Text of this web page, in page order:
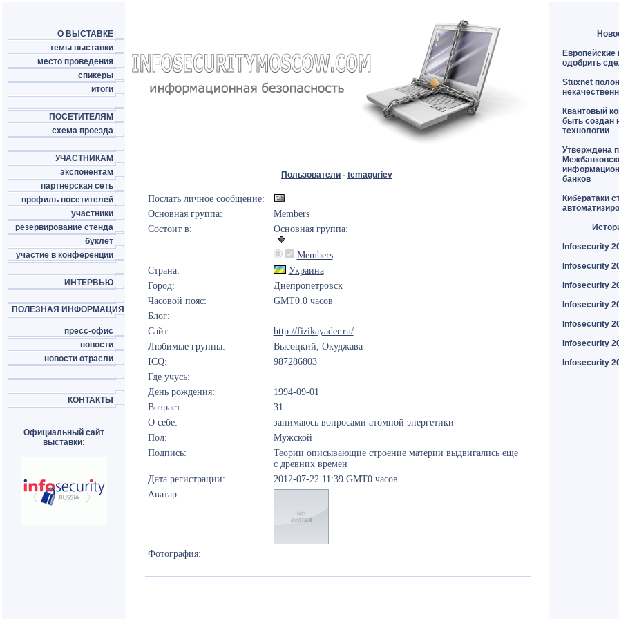
О ВЫСТАВКЕ
темы выставки
место проведения
спикеры
итоги
ПОСЕТИТЕЛЯМ
схема проезда
УЧАСТНИКАМ
экспонентам
партнерская сеть
профиль посетителей
участники
резервирование стенда
буклет
участие в конференции
ИНТЕРВЬЮ
ПОЛЕЗНАЯ ИНФОРМАЦИЯ
пресс-офис
новости
новости отрасли
КОНТАКТЫ
Официальный сайт
выставки:
Пользователи - temaguriev
Послать личное сообщение:
Основная группа:
Members
Состоит в:
Основная группа:
Members
Страна:
Украина
Город:
Днепропетровск
Часовой пояс:
GMT0.0 часов
Блог:
Сайт:
http://fizikayader.ru/
Любимые группы:
Высоцкий, Окуджава
ICQ:
987286803
Где учусь:
День рождения:
1994-09-01
Возраст:
31
О себе:
занимаюсь вопросами атомной энергетики
Пол:
Мужской
Подпись:
Теории описывающие строение материи выдвигались еще
с древних времен
Дата регистрации:
2012-07-22 11:39 GMT0 часов
Аватар:
Фотография:
Европейские
одобрить
Stuxnet
Квантовый
быть создан
технологии
Утверждена
банков
Кибератаки
Infosecurity
Infosecurity
Infosecurity
Infosecurity
Infosecurity
Infosecurity
Infosecurity